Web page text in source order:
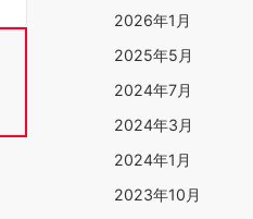
2026年1月
2025年5月
2024年7月
2024年3月
2024年1月
2023年10月